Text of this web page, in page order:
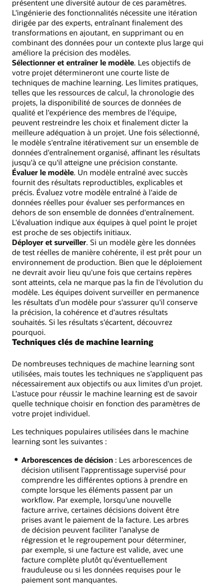
présentent une diversité autour de ces paramètres.
L'ingénierie des fonctionnalités nécessite une itération
dirigée par des experts, entraînant finalement des
transformations en ajoutant, en supprimant ou en
combinant des données pour un contexte plus large qui
améliore la précision des modèles.
Sélectionner et entraîner le modèle. Les objectifs de
votre projet détermineront une courte liste de
techniques de machine learning. Les limites pratiques,
telles que les ressources de calcul, la chronologie des
projets, la disponibilité de sources de données de
qualité et l'expérience des membres de l'équipe,
peuvent restreindre les choix et finalement dicter la
meilleure adéquation à un projet. Une fois sélectionné,
le modèle s'entraîne itérativement sur un ensemble de
données d'entraînement organisé, affinant les résultats
jusqu'à ce qu'il atteigne une précision constante.
Évaluer le modèle. Un modèle entraîné avec succès
fournit des résultats reproductibles, explicables et
précis. Évaluez votre modèle entraîné à l'aide de
données réelles pour évaluer ses performances en
dehors de son ensemble de données d'entraînement.
L'évaluation indique aux équipes à quel point le projet
est proche de ses objectifs initiaux.
Déployer et surveiller. Si un modèle gère les données
de test réelles de manière cohérente, il est prêt pour un
environnement de production. Bien que le déploiement
ne devrait avoir lieu qu'une fois que certains repères
sont atteints, cela ne marque pas la fin de l'évolution du
modèle. Les équipes doivent surveiller en permanence
les résultats d'un modèle pour s'assurer qu'il conserve
la précision, la cohérence et d'autres résultats
souhaités. Si les résultats s'écartent, découvrez
pourquoi.
Techniques clés de machine learning
De nombreuses techniques de machine learning sont
utilisées, mais toutes les techniques ne s'appliquent pas
nécessairement aux objectifs ou aux limites d'un projet.
L'astuce pour réussir le machine learning est de savoir
quelle technique choisir en fonction des paramètres de
votre projet individuel.
Les techniques populaires utilisées dans le machine
learning sont les suivantes :
Arborescences de décision: Les arborescences de
décision utilisent l'apprentissage supervisé pour
comprendre les différentes options à prendre en
compte lorsque les éléments passent par un
workflow. Par exemple, lorsqu'une nouvelle
facture arrive, certaines décisions doivent être
prises avant le paiement de la facture. Les arbres
de décision peuvent faciliter l'analyse de
régression et le regroupement pour déterminer,
par exemple, si une facture est valide, avec une
facture complète plutôt qu'éventuellement
frauduleuse ou si les données requises pour le
paiement sont manquantes.